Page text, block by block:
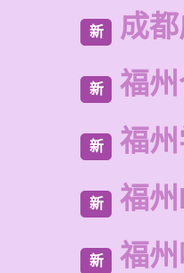
新 成
新 福
新 福
新 福
新 福